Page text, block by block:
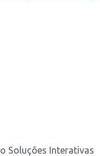
Soluções Interativas